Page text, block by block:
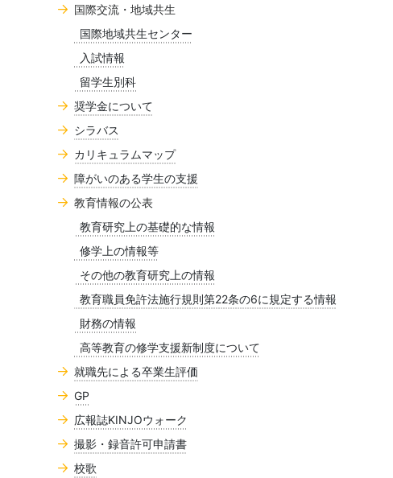
国際交流・地域共生
国際地域共生センター
入試情報
留学生別科
奨学金について
シラバス
カリキュラムマップ
障がいのある学生の支援
教育情報の公表
教育研究上の基礎的な情報
修学上の情報等
その他の教育研究上の情報
教育職員免許法施行規則第22条の6に規定する情報
財務の情報
高等教育の修学支援新制度について
就職先による卒業生評価
GP
広報誌KINJOウォーク
撮影・録音許可申請書
校歌